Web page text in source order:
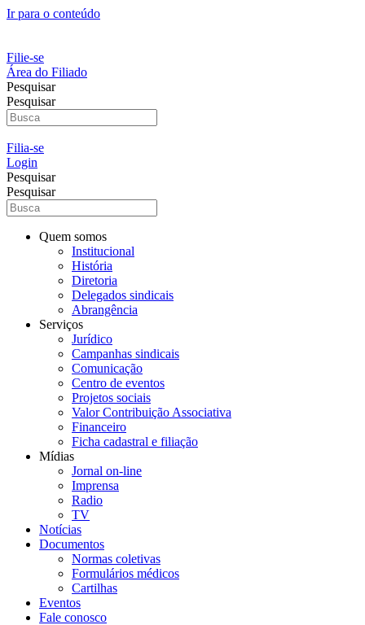
Ir para o conteúdo
Filie-se
Área do Filiado
Pesquisar
Pesquisar
Filia-se
Login
Pesquisar
Pesquisar
Quem somos
Institucional
História
Diretoria
Delegados sindicais
Abrangência
Serviços
Jurídico
Campanhas sindicais
Comunicação
Centro de eventos
Projetos sociais
Valor Contribuição Associativa
Financeiro
Ficha cadastral e filiação
Mídias
Jornal on-line
Imprensa
Radio
TV
Notícias
Documentos
Normas coletivas
Formulários médicos
Cartilhas
Eventos
Fale conosco